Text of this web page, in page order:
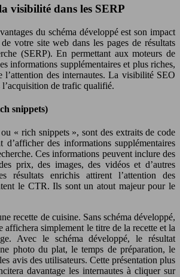
visibilité dans les SERP
du schéma développé est son impact
votre site web dans les pages de résultats
(SERP). En permettant aux moteurs de
informations supplémentaires et plus riches,
l’attention des internautes. La visibilité SEO
l’acquisition de trafic qualifié.
snippets)
« rich snippets », sont des extraits de code
des informations supplémentaires
Ces informations peuvent inclure des
prix, des images, des vidéos et d’autres
résultats enrichis attirent l’attention des
le CTR. Ils sont un atout majeur pour le
recette de cuisine. Sans schéma développé,
affichera simplement le titre de la recette et la
Avec le schéma développé, le résultat
photo du plat, le temps de préparation, le
avis des utilisateurs. Cette présentation plus
davantage les internautes à cliquer sur